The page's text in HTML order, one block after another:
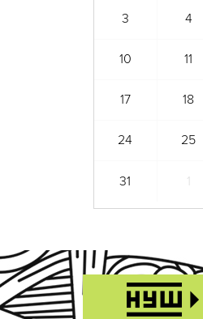
3 4
10 11
17 18
24 25
31 1